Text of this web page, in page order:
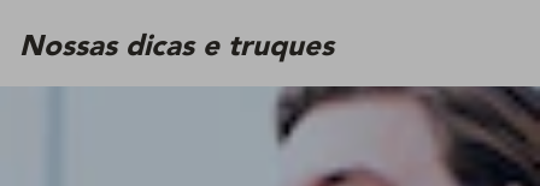
Nossas dicas e truques